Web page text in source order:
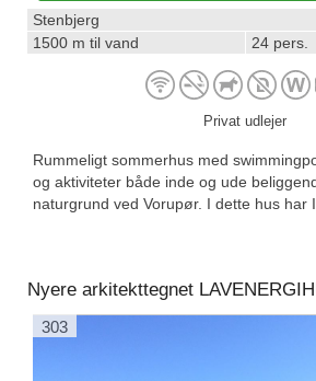
Stenbjerg
1500 m til vand
24 pers.
Privat udlejer
Rummeligt sommerhus med
og aktiviteter både inde og ude
naturgrund ved Vorupør. I dette hus har I
303